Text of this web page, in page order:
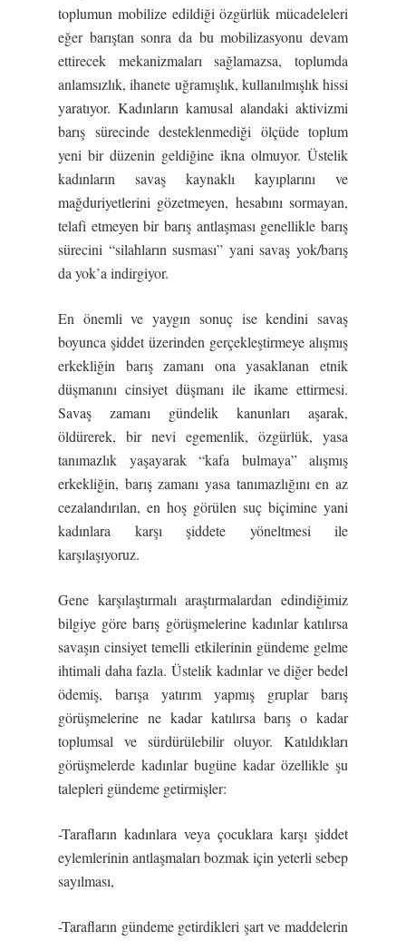
toplumun mobilize edildiği özgürlük mücadeleleri
eğer barıştan sonra da bu mobilizasyonu devam
ettirecek mekanizmaları sağlamazsa, toplumda
anlamsızlık, ihanete uğramışlık, kullanılmışlık hissi
yaratıyor. Kadınların kamusal alandaki aktivizmi
barış sürecinde desteklenmediği ölçüde toplum
yeni bir düzenin geldiğine ikna olmuyor. Üstelik
kadınların savaş kaynaklı kayıplarını ve
mağduriyetlerini gözetmeyen, hesabını sormayan,
telafi etmeyen bir barış antlaşması genellikle barış
sürecini “silahların susması” yani savaş yok/barış
da yok’a indirgiyor.
En önemli ve yaygın sonuç ise kendini savaş
boyunca şiddet üzerinden gerçekleştirmeye alışmış
erkekliğin barış zamanı ona yasaklanan etnik
düşmanını cinsiyet düşmanı ile ikame ettirmesi.
Savaş zamanı gündelik kanunları aşarak,
öldürerek, bir nevi egemenlik, özgürlük, yasa
tanımazlık yaşayarak “kafa bulmaya” alışmış
erkekliğin, barış zamanı yasa tanımazlığını en az
cezalandırılan, en hoş görülen suç biçimine yani
kadınlara karşı şiddete yöneltmesi ile
karşılaşıyoruz.
Gene karşılaştırmalı araştırmalardan edindiğimiz
bilgiye göre barış görüşmelerine kadınlar katılırsa
savaşın cinsiyet temelli etkilerinin gündeme gelme
ihtimali daha fazla. Üstelik kadınlar ve diğer bedel
ödemiş, barışa yatırım yapmış gruplar barış
görüşmelerine ne kadar katılırsa barış o kadar
toplumsal ve sürdürülebilir oluyor. Katıldıkları
görüşmelerde kadınlar bugüne kadar özellikle şu
talepleri gündeme getirmişler:
-Tarafların kadınlara veya çocuklara karşı şiddet
eylemlerinin antlaşmaları bozmak için yeterli sebep
sayılması,
-Tarafların gündeme getirdikleri şart ve maddelerin